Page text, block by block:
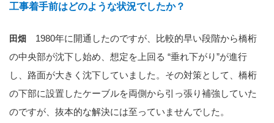
工事着手前はどのような状況でしたか？
田畑
1980年に開通したのですが、比較的早い段階から橋桁
の中央部が沈下し始め、想定を上回る “垂れ下がり”が進行
し、路面が大きく沈下していました。その対策として、橋桁
の下部に設置したケーブルを両側から引っ張り補強していた
のですが、抜本的な解決には至っていませんでした。